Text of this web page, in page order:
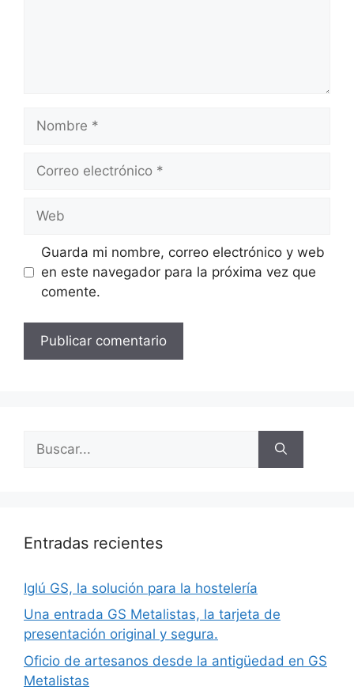
Guarda mi nombre, correo electrónico y web
en este navegador para la próxima vez que
comente.
Entradas recientes
Iglú GS, la solución para la hostelería
Una entrada GS Metalistas, la tarjeta de
presentación original y segura.
Oficio de artesanos desde la antigüedad en GS
Metalistas